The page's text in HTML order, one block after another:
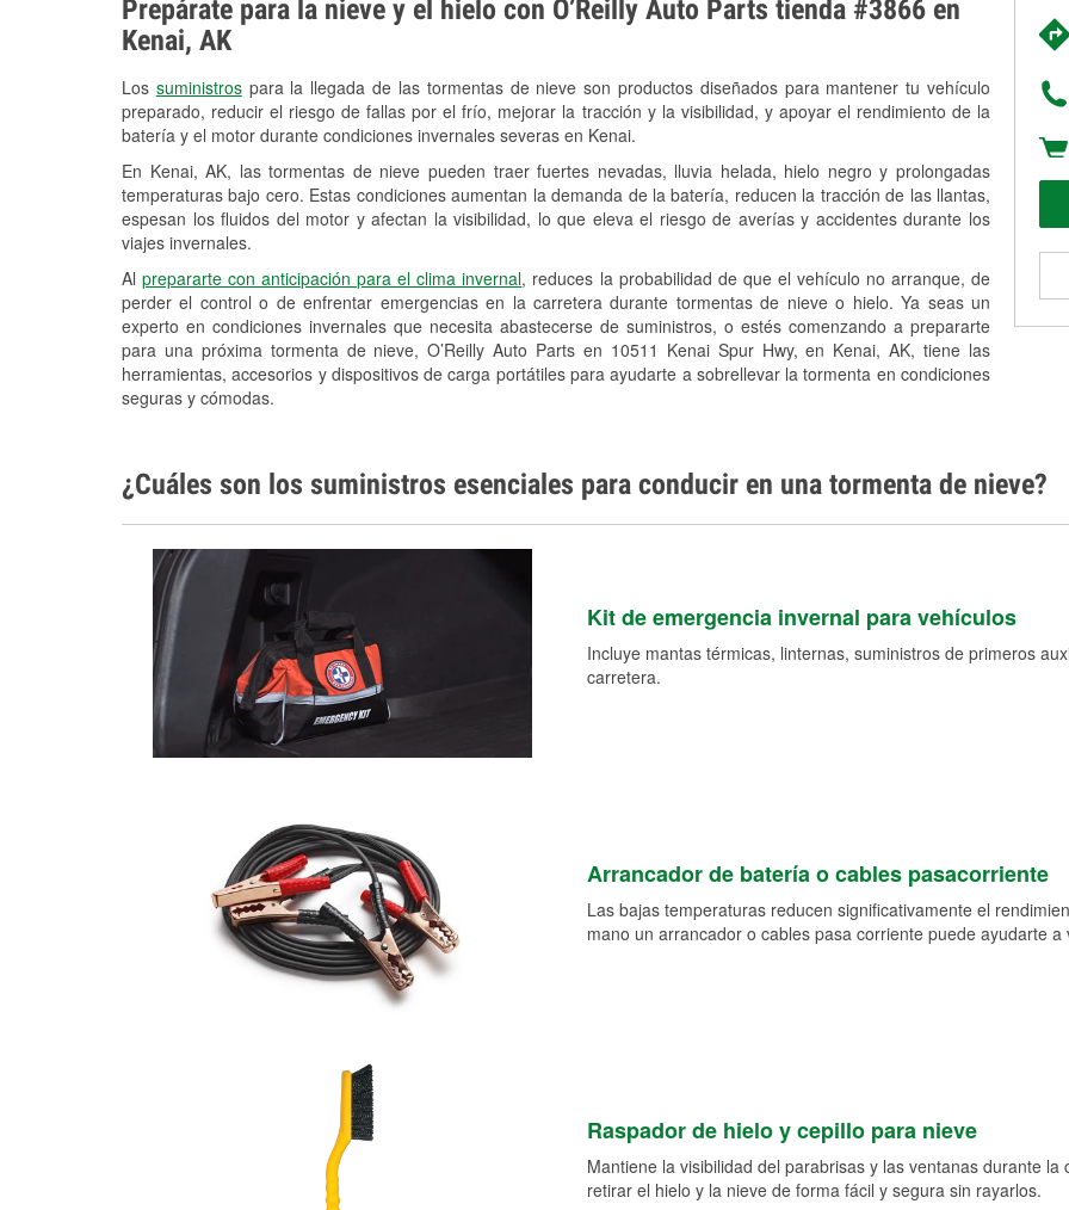
Prepárate para la nieve y el hielo con O’Reilly Auto Parts tienda #3866 en
Kenai, AK
Los suministrospara la llegada de las tormentas de nieve son productos diseñados para mantener tu vehículo
preparado, reducir el riesgo de fallas por el frío, mejorar la tracción y la visibilidad, y apoyar el rendimiento de la
batería y el motor durante condiciones invernales severas en Kenai.
En Kenai, AK, las tormentas de nieve pueden traer fuertes nevadas, lluvia helada, hielo negro y prolongadas
temperaturas bajo cero. Estas condiciones aumentan la demanda de la batería, reducen la tracción de las llantas,
espesan los fluidos del motor y afectan la visibilidad, lo que eleva el riesgo de averías y accidentes durante los
viajes invernales.
Alprepararte con anticipación para el clima invernal, reduces la probabilidad de que el vehículo no arranque, de
perder el control o de enfrentar emergencias en la carretera durante tormentas de nieve o hielo. Ya seas un
experto en condiciones invernales que necesita abastecerse de suministros, o estés comenzando a prepararte
para una próxima tormenta de nieve, O’Reilly Auto Parts en 10511 Kenai Spur Hwy, en Kenai, AK, tiene las
herramientas, accesorios y dispositivos de carga portátiles para ayudarte a sobrellevar la tormenta en condiciones
seguras y cómodas.
¿Cuáles son los suministros esenciales para conducir en una tormenta de nieve?
Kit de emergencia invernal para vehículos
Incluye mantas térmicas, linternas, suministros de primeros
carretera.
Arrancador de batería o cables pasacorriente
Las bajas temperaturas reducen significativamente el
mano un arrancador o cables pasa corriente puede ayudarte
Raspador de hielo y cepillo para nieve
Mantiene la visibilidad del parabrisas y las ventanas durante
retirar el hielo y la nieve de forma fácil y segura sin rayarlos.